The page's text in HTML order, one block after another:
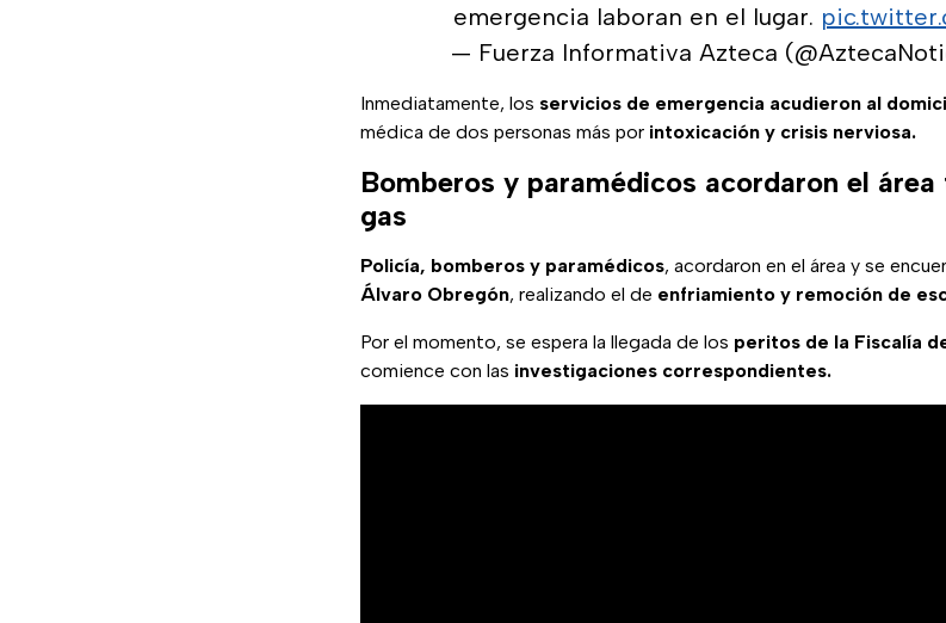
emergencia laboran en el lugar.
— Fuerza Informativa Azteca
Inmediatamente, los servicios de emergencia acudieron al
médica de dos personas más por intoxicación y crisis nerviosa.
Bomberos y paramédicos acordaron el
gas
Policía, bomberos y paramédicos, acordaron en el área y se
Álvaro Obregón, realizando el de enfriamiento y remoción de
Por el momento, se espera la llegada de los peritos de la Fiscalía
comience con las investigaciones correspondientes.